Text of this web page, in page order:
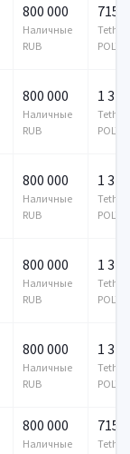
800 000
Наличные
RUB
715
Tether
800 000
Наличные
RUB
1
Tether
800 000
Наличные
RUB
1
Tether
800 000
Наличные
RUB
1
Tether
800 000
Наличные
RUB
1
Tether
800 000
Наличные
715
Tether